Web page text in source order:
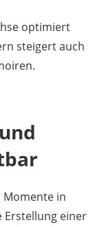
optimiert
steigert auch
in
Erstellung einer